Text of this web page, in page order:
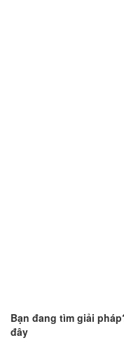
Bạn đang tìm giải
đây